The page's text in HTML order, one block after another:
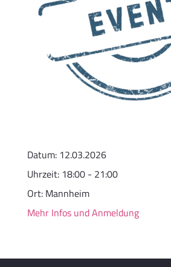
Datum: 12.03.2026
Uhrzeit: 18:00 - 21:00
Ort: Mannheim
Mehr Infos und Anmeldung